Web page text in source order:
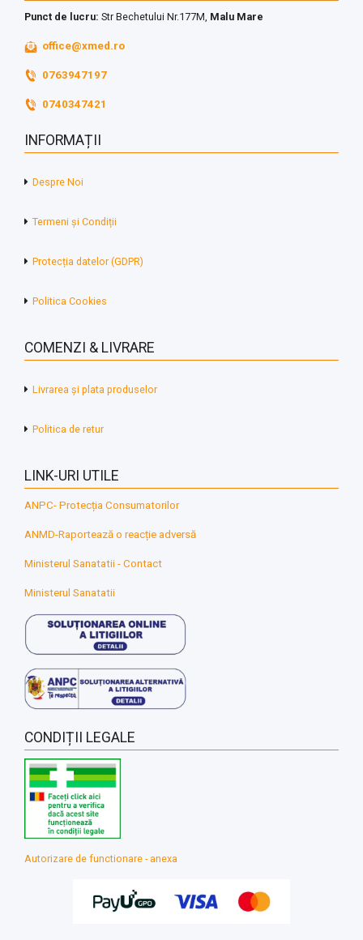
Punct de lucru: Str Bechetului Nr.177M, Malu Mare
office@xmed.ro
0763947197
0740347421
INFORMAȚII
Despre Noi
Termeni și Condiții
Protecția datelor (GDPR)
Politica Cookies
COMENZI & LIVRARE
Livrarea și plata produselor
Politica de retur
LINK-URI UTILE
ANPC- Protecția Consumatorilor
ANMD-Raportează o reacție adversă
Ministerul Sanatatii - Contact
Ministerul Sanatatii
CONDIȚII LEGALE
Autorizare de functionare - anexa